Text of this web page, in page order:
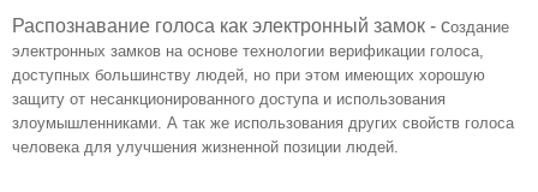
Распознавание голоса как электронный замок - создание
электронных замков на основе технологии верификации голоса,
доступных большинству людей, но при этом имеющих хорошую
защиту от несанкционированного доступа и использования
злоумышленниками. А так же использования других свойств голоса
человека для улучшения жизненной позиции людей.